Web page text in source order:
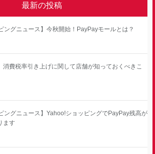
最新の投稿
ングニュース】今秋開始！PayPayモールとは？
消費税率引き上げに関して店舗が知っておくべきこ
ングニュース】Yahoo!ショッピングでPayPay残高が
ます